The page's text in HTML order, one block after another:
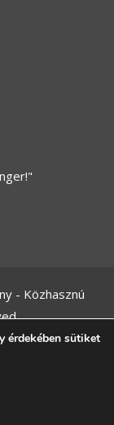
- Közhasznú
érdekében sütiket